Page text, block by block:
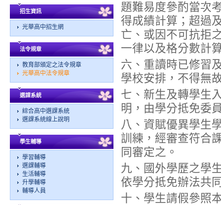
招生資訊
光華高中招生網
法令規章
教育部頒定之法令規章
光華高中法令規章
選課系統
綜合高中選課系統
選課系統線上說明
學生輔導
學習輔導
選課輔導
生活輔導
升學輔導
輔導人員
題難易度參酌當次
得成績計算；超過
亡、或因不可抗拒
一律以及格分數計
六、重讀時已修習
學校安排，不得無
七、新生及轉學生
明，由學分抵免委
八、資賦優異學生
訓練，經審查符合
同審定之。
九、國外學歷之學
依學分抵免辦法共
十、學生請假參照